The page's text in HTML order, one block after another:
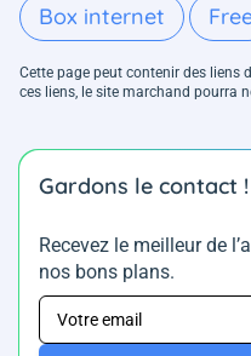
Box internet
Cette page peut contenir des liens
ces liens, le site marchand pourra
Gardons le contact !
Recevez le meilleur de
nos bons plans.